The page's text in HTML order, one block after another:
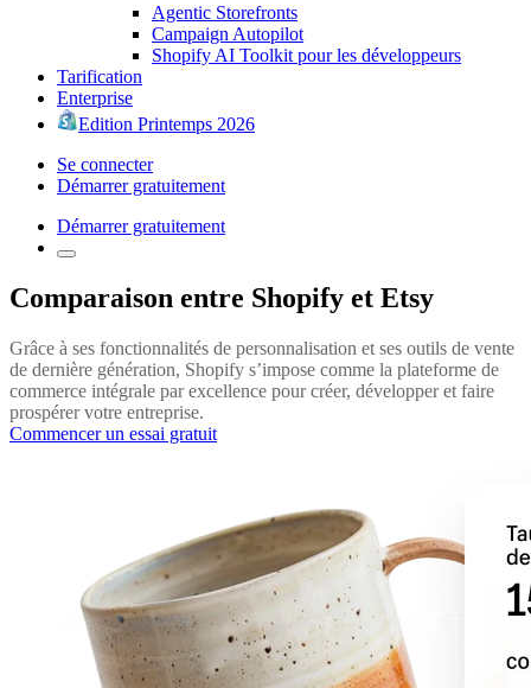
Agentic Storefronts
Campaign Autopilot
Shopify AI Toolkit pour les développeurs
Tarification
Enterprise
Edition Printemps 2026
Se connecter
Démarrer gratuitement
Démarrer gratuitement
Comparaison entre Shopify et Etsy
Grâce à ses fonctionnalités de personnalisation et ses outils de vente
de dernière génération, Shopify s’impose comme la plateforme de
commerce intégrale par excellence pour créer, développer et faire
prospérer votre entreprise.
Commencer un essai gratuit